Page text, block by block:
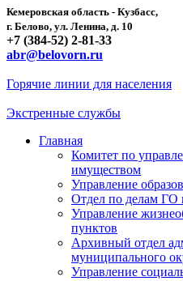
Кемеровская область - Кузбасс,
г. Белово, ул. Ленина, д. 10
+7 (384-52) 2-81-33
abr@belovorn.ru
Горячие линии для населения
Экстренные службы
Главная
Комитет по
имуществом
Управление
Отдел по делам
Управление
пунктов
Архивный отдел
муниципального
Управление